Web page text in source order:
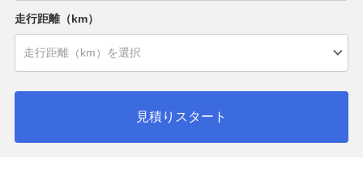
走行距離（km）
見積りスタート